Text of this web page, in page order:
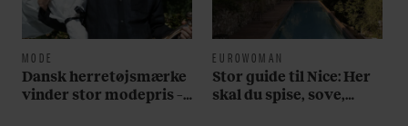
MODE
Dansk herretøjsmærke
vinder stor modepris –
EUROWOMAN
Stor guide til Nice: Her
skal du spise, sove,